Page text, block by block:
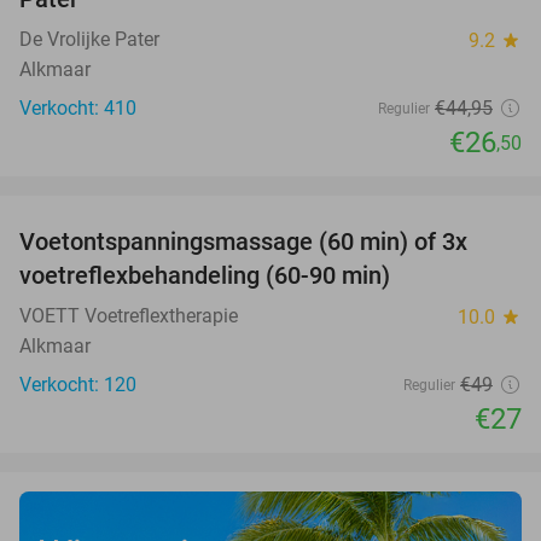
De Vrolijke Pater 9.2 star
Alkmaar
Verkocht: 410
Regulier €44,95
€26,50
45%
OUT
Voetontspanningsmassage (60 min) of 3x
voetreflexbehandeling (60-90 min)
VOETT Voetreflextherapie 10.0 star
Alkmaar
Verkocht: 120
Regulier €49
€27